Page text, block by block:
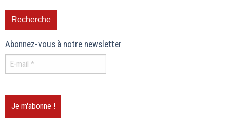
Abonnez-vous à notre newsletter